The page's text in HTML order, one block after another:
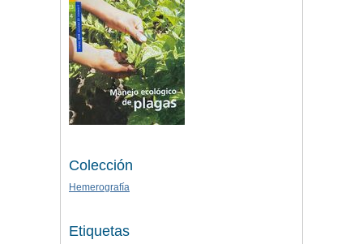
Colección
Hemerografía
Etiquetas